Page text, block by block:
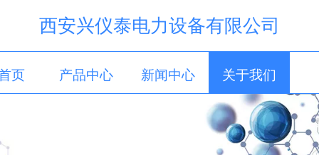
西安兴仪泰电力设备有限公司
页 产品中心 新闻中心 关于我们